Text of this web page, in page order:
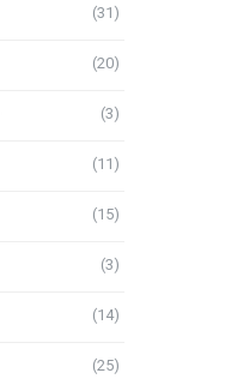
(31)
(20)
(3)
(11)
(15)
(3)
(14)
(25)